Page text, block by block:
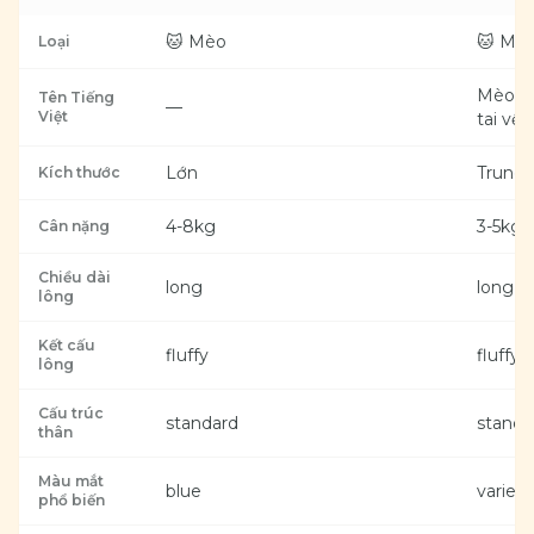
nhảy thì chiếc đuôi dài xù bông phe phẩy theo từng
quý tộc.
Loại 🐱 Mèo 🐱
Tên Tiếng
Việt
—
Mèo
tai
Kích thước Lớn Trung
Cân nặng 4-8kg 3-5kg
Chiều dài
lông
long long
Kết cấu
lông
fluffy fluffy
Cấu trúc
thân
standard
Màu mắt
phổ biến
blue varied